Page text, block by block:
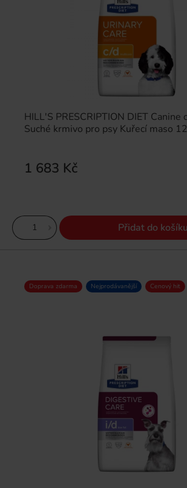
HILL'S PRESCRIPTION DIET Canine
Suché krmivo pro psy Kuřecí maso
1 683 Kč
Přidat do košíku
Doprava zdarma Nejprodávanější Cenový hit